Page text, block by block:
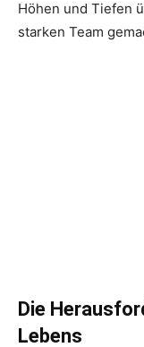
Höhen und Tiefen
starken Team
Die
Lebens